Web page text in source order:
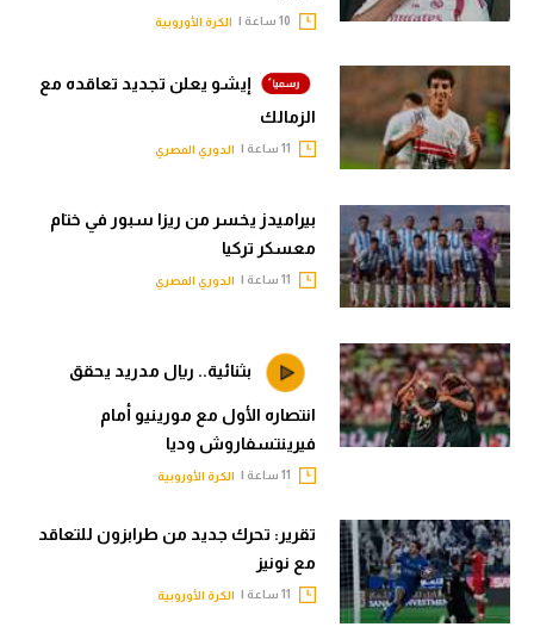
الكرة الأوروبية
إيشو يعلن تجديد تعاقده مع
الزمالك
الدوري المصري
بيراميدز يخسر من ريزا سبور في ختام
معسكر تركيا
الدوري المصري
بثنائية.. ريال مدريد يحقق
انتصاره الأول مع مورينيو أمام
فيرينتسفاروش وديا
الكرة الأوروبية
تقرير: تحرك جديد من طرابزون للتعاقد
مع نونيز
الكرة الأوروبية